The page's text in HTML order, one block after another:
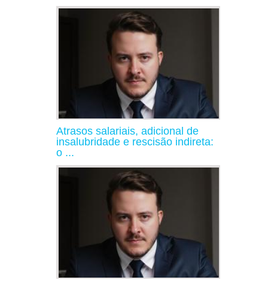
Atrasos salariais, adicional de
insalubridade e rescisão indireta:
o ...